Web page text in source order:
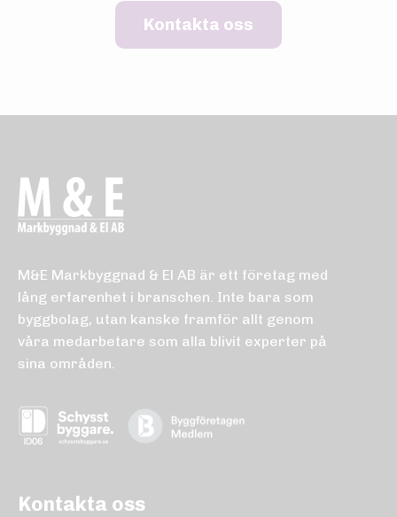
Kontakta oss
M&E Markbyggnad & El AB är ett företag med
lång erfarenhet i branschen. Inte bara som
byggbolag, utan kanske framför allt genom
våra medarbetare som alla blivit experter på
sina områden.
Kontakta oss